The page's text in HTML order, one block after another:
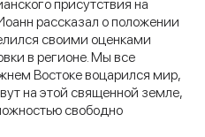
присутствия на
рассказал о положении
своими оценками
в регионе. Мы все
Востоке воцарился мир,
на этой священной земле,
свободно